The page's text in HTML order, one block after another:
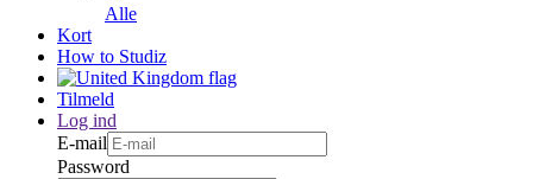
Alle
Kort
How to Studiz
Tilmeld
Log ind
E-mail
Password